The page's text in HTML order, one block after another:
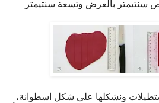
سنتيمتر بالعرض وتسعة سنتيمتر
ونشكلها على شكل اسطوانة،